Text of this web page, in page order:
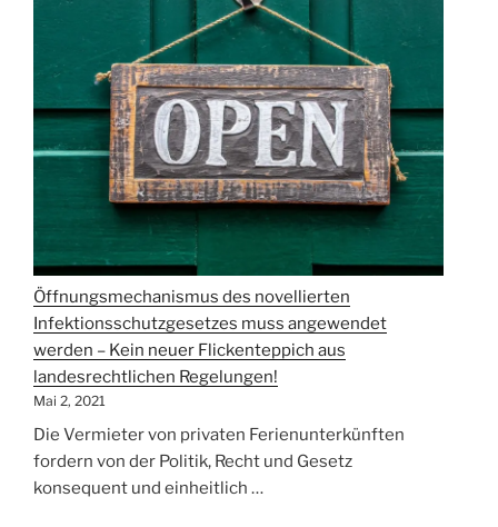
Öffnungsmechanismus des novellierten
Infektionsschutzgesetzes muss angewendet
werden – Kein neuer Flickenteppich aus
landesrechtlichen Regelungen!
Mai 2, 2021
Die Vermieter von privaten Ferienunterkünften
fordern von der Politik, Recht und Gesetz
konsequent und einheitlich …